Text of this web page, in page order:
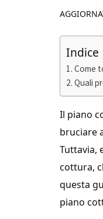
Indice
Come
Quali
Il piano
bruciare
Tuttavia,
cottura,
questa
piano